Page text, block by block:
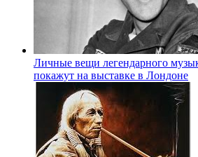
Личные вещи легендарного
покажут на выставке в Лондоне